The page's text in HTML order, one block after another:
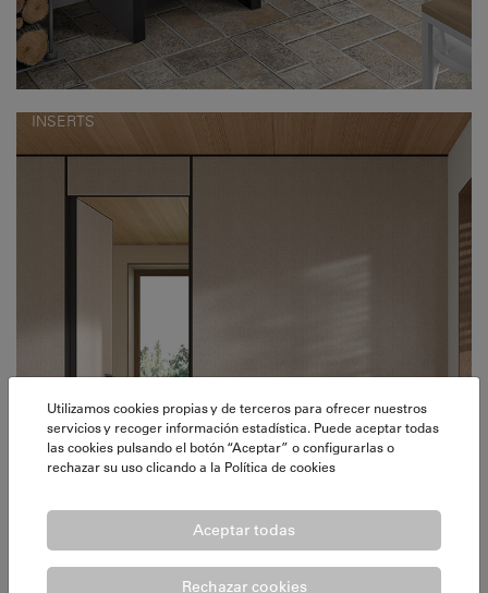
INSERTS
Utilizamos cookies propias y de terceros para ofrecer nuestros
servicios y recoger información estadística. Puede aceptar todas
las cookies pulsando el botón “Aceptar” o configurarlas o
rechazar su uso clicando a la Política de cookies
Aceptar todas
Rechazar cookies